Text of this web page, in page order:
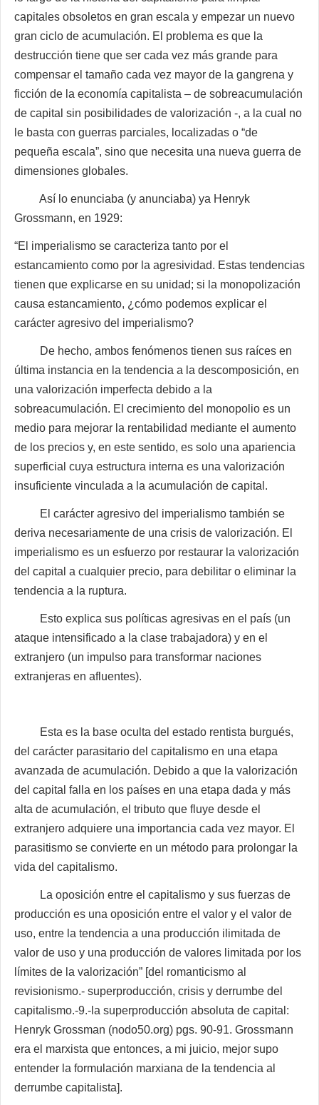
capitales obsoletos en gran escala y empezar un nuevo
gran ciclo de acumulación. El problema es que la
destrucción tiene que ser cada vez más grande para
compensar el tamaño cada vez mayor de la gangrena y
ficción de la economía capitalista – de sobreacumulación
de capital sin posibilidades de valorización -, a la cual no
le basta con guerras parciales, localizadas o “de
pequeña escala”, sino que necesita una nueva guerra de
dimensiones globales.
Así lo enunciaba (y anunciaba) ya Henryk
Grossmann, en 1929:
“El imperialismo se caracteriza tanto por el
estancamiento como por la agresividad. Estas tendencias
tienen que explicarse en su unidad; si la monopolización
causa estancamiento, ¿cómo podemos explicar el
carácter agresivo del imperialismo?
De hecho, ambos fenómenos tienen sus raíces en
última instancia en la tendencia a la descomposición, en
una valorización imperfecta debido a la
sobreacumulación. El crecimiento del monopolio es un
medio para mejorar la rentabilidad mediante el aumento
de los precios y, en este sentido, es solo una apariencia
superficial cuya estructura interna es una valorización
insuficiente vinculada a la acumulación de capital.
El carácter agresivo del imperialismo también se
deriva necesariamente de una crisis de valorización. El
imperialismo es un esfuerzo por restaurar la valorización
del capital a cualquier precio, para debilitar o eliminar la
tendencia a la ruptura.
Esto explica sus políticas agresivas en el país (un
ataque intensificado a la clase trabajadora) y en el
extranjero (un impulso para transformar naciones
extranjeras en afluentes).
Esta es la base oculta del estado rentista burgués,
del carácter parasitario del capitalismo en una etapa
avanzada de acumulación. Debido a que la valorización
del capital falla en los países en una etapa dada y más
alta de acumulación, el tributo que fluye desde el
extranjero adquiere una importancia cada vez mayor. El
parasitismo se convierte en un método para prolongar la
vida del capitalismo.
La oposición entre el capitalismo y sus fuerzas de
producción es una oposición entre el valor y el valor de
uso, entre la tendencia a una producción ilimitada de
valor de uso y una producción de valores limitada por los
límites de la valorización” [del romanticismo al
revisionismo.- superproducción, crisis y derrumbe del
capitalismo.-9.-la superproducción absoluta de capital:
Henryk Grossman (nodo50.org) pgs. 90-91. Grossmann
era el marxista que entonces, a mi juicio, mejor supo
entender la formulación marxiana de la tendencia al
derrumbe capitalista].